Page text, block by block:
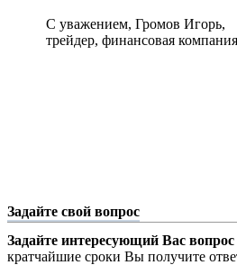
С уважением, Громов Игорь,
трейдер, финансовая
Задайте свой вопрос
Задайте интересующий Вас вопрос
кратчайшие сроки Вы получите